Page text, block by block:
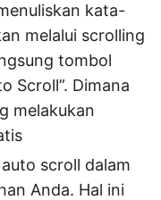
kata-
melalui scrolling
tombol
Scroll”. Dimana
melakukan
scroll dalam
Anda. Hal ini